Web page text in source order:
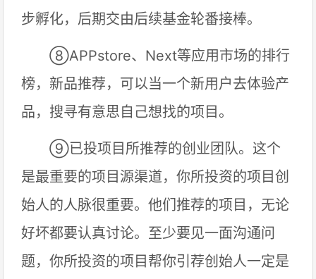
步孵化，后期交由后续基金轮番接棒。
⑧APPstore、Next等应用市场的排行
榜，新品推荐，可以当一个新用户去体验产
品，搜寻有意思自己想找的项目。
⑨已投项目所推荐的创业团队。这个
是最重要的项目源渠道，你所投资的项目创
始人的人脉很重要。他们推荐的项目，无论
好坏都要认真讨论。至少要见一面沟通问
题，你所投资的项目帮你引荐创始人一定是